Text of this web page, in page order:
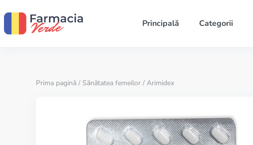
Principală Categorii
Prima pagină / Sănătatea femeilor / Arimidex